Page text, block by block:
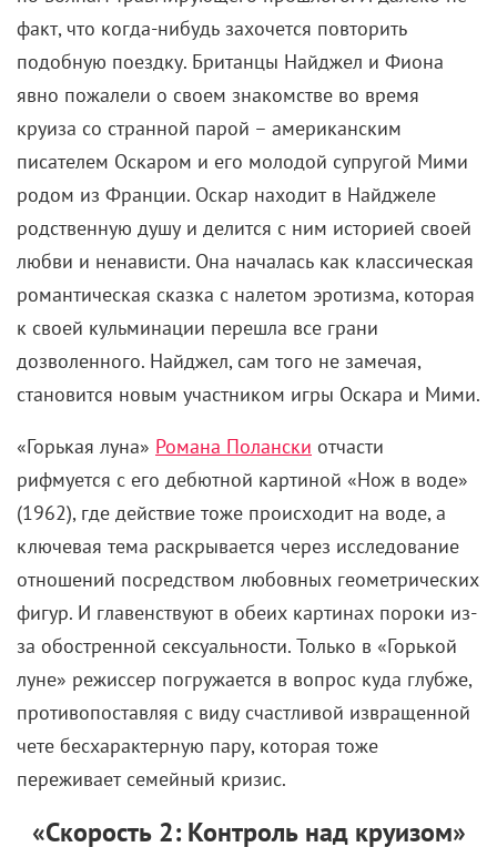
круиза со странной парой – американским
писателем Оскаром и его молодой супругой Мими
родом из Франции. Оскар находит в Найджеле
родственную душу и делится с ним историей своей
любви и ненависти. Она началась как классическая
романтическая сказка с налетом эротизма, которая
к своей кульминации перешла все грани
дозволенного. Найджел, сам того не замечая,
становится новым участником игры Оскара и Мими.
«Горькая луна»Романа Поланскиотчасти
рифмуется с его дебютной картиной «Нож в воде»
(1962), где действие тоже происходит на воде, а
ключевая тема раскрывается через исследование
отношений посредством любовных геометрических
фигур. И главенствуют в обеих картинах пороки из-
за обостренной сексуальности. Только в «Горькой
луне» режиссер погружается в вопрос куда глубже,
противопоставляя с виду счастливой извращенной
чете бесхарактерную пару, которая тоже
переживает семейный кризис.
«Скорость 2: Контроль над круизом»
(1997)